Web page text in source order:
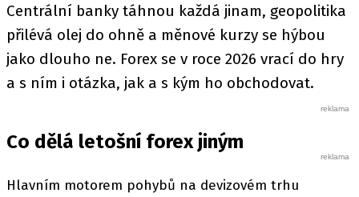
Centrální banky táhnou každá jinam, geopolitika
přilévá olej do ohně a měnové kurzy se hýbou
jako dlouho ne. Forex se v roce 2026 vrací do hry
a s ním i otázka, jak a s kým ho obchodovat.
Co dělá letošní forex jiným
Hlavním motorem pohybů na devizovém trhu